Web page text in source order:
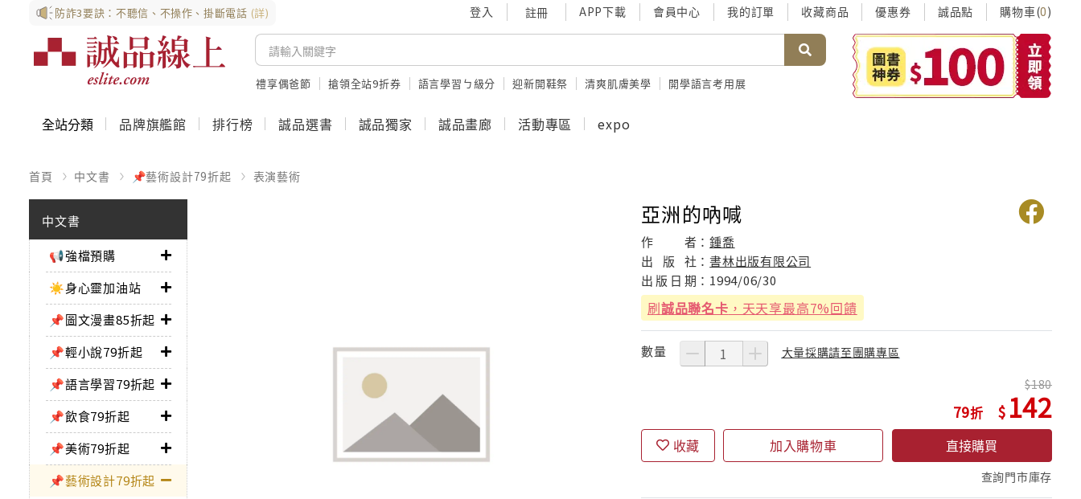
防詐3要訣：不聽信、不操作、掛斷電話 (詳) 登入 註冊 APP下載 會員中心 我的訂單 收藏商品 優惠券 誠品點 購物車(0)
禮享偶爸節 搶領全站9折券 語言學習ㄅ級分 迎新開鞋祭 清爽肌膚美學 開學語言考用展
全站分類 品牌旗艦館 排行榜 誠品選書 誠品獨家 誠品畫廊 活動專區 expo
首頁 中文書 📌藝術設計79折起 表演藝術
中文書
📢強檔預購
☀️身心靈加油站
📌圖文漫畫85折起
📌輕小說79折起
📌語言學習79折起
📌飲食79折起
📌美術79折起
📌藝術設計79折起
亞洲的吶喊
作 者：鍾喬
出
版 社：書林出版有限公司
出 版 日 期： 1994/06/30
刷誠品聯名卡 ，天天享最高7%回饋
數量 大量採購請至團購專區
79
180
142
收藏 加入購物車 直接購買
查詢門市庫存